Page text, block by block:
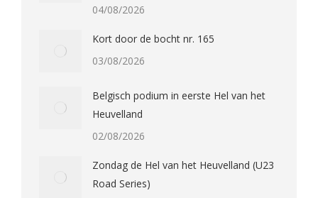
04/08/2026
Kort door de bocht nr. 165
03/08/2026
Belgisch podium in eerste Hel van het
Heuvelland
02/08/2026
Zondag de Hel van het Heuvelland (U23
Road Series)